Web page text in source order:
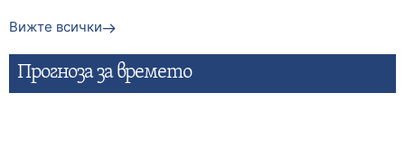
Вижте всички
Прогнозa за времето